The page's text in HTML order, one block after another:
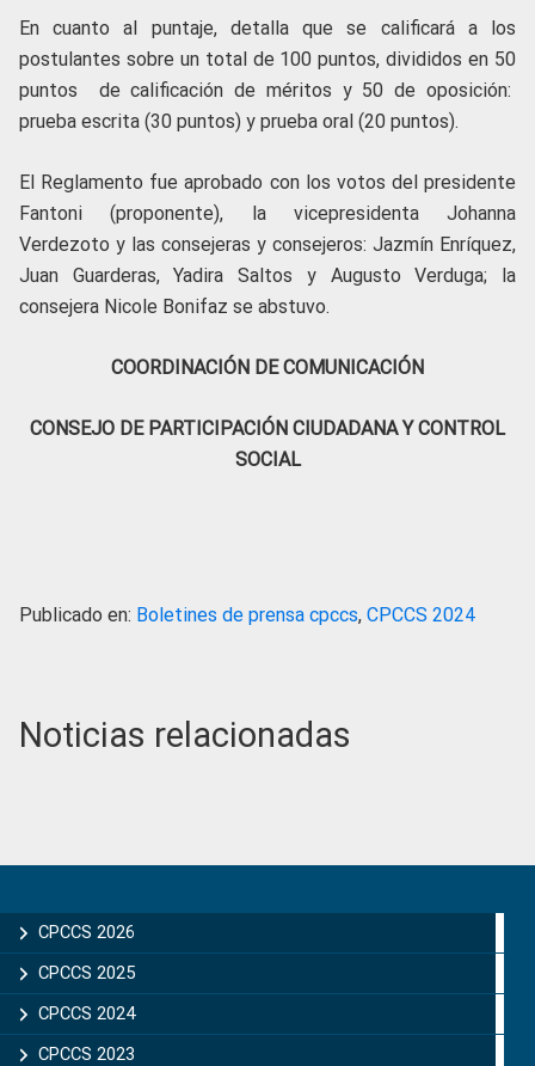
En cuanto al puntaje, detalla que se calificará a los
postulantes sobre un total de 100 puntos, divididos en 50
puntos de calificación de méritos y 50 de oposición:
prueba escrita (30 puntos) y prueba oral (20 puntos).
El Reglamento fue aprobado con los votos del presidente
Fantoni (proponente), la vicepresidenta Johanna
Verdezoto y las consejeras y consejeros: Jazmín Enríquez,
Juan Guarderas, Yadira Saltos y Augusto Verduga; la
consejera Nicole Bonifaz se abstuvo.
COORDINACIÓN DE COMUNICACIÓN
CONSEJO DE PARTICIPACIÓN CIUDADANA Y CONTROL
SOCIAL
Publicado en: Boletines de prensa cpccs, CPCCS 2024
Noticias relacionadas
Sidebar
CPCCS 2026
CPCCS 2025
CPCCS 2024
CPCCS 2023